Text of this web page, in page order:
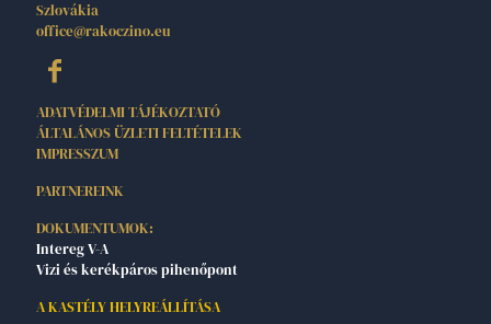
Szlovákia
office@rakoczino.eu
ADATVÉDELMI TÁJÉKOZTATÓ
ÁLTALÁNOS ÜZLETI FELTÉTELEK
IMPRESSZUM
PARTNEREINK
DOKUMENTUMOK:
Intereg V-A
Vizi és kerékpáros pihenőpont
A KASTÉLY HELYREÁLLÍTÁSA